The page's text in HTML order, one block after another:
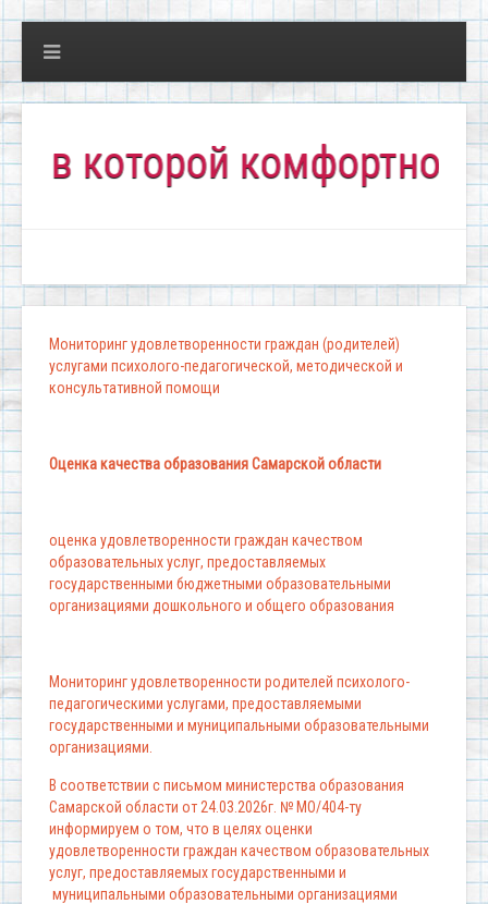
комфортно всем!"
Мониторинг удовлетворенности граждан (родителей)
услугами психолого-педагогической, методической и
консультативной помощи
Оценка качества образования Самарской области
оценка удовлетворенности граждан качеством
образовательных услуг, предоставляемых
государственными бюджетными образовательными
организациями дошкольного и общего образования
Мониторинг удовлетворенности родителей психолого-
педагогическими услугами, предоставляемыми
государственными и муниципальными образовательными
организациями.
В соответствии с письмом министерства образования
Самарской области от 24.03.2026г. № МО/404-ту
информируем о том, что в целях оценки
удовлетворенности граждан качеством образовательных
услуг, предоставляемых государственными и
муниципальными образовательными организациями